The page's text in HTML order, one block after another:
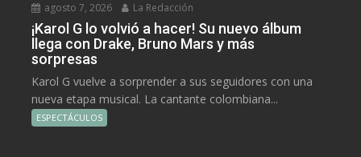
agosto 7, 2026 La Redacción
¡Karol G lo volvió a hacer! Su nuevo álbum
llega con Drake, Bruno Mars y más
sorpresas
Karol G vuelve a sorprender a sus seguidores con una
nueva etapa musical. La cantante colombiana...
ESPECTÁCULOS